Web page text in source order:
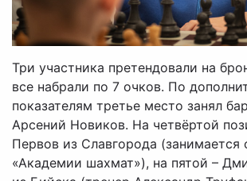
Три участника претендовали на
все набрали по 7 очков. По
показателям третье место занял
Арсений Новиков. На четвёртой
Первов из Славгорода (занимается
«Академии шахмат»), на пятой –